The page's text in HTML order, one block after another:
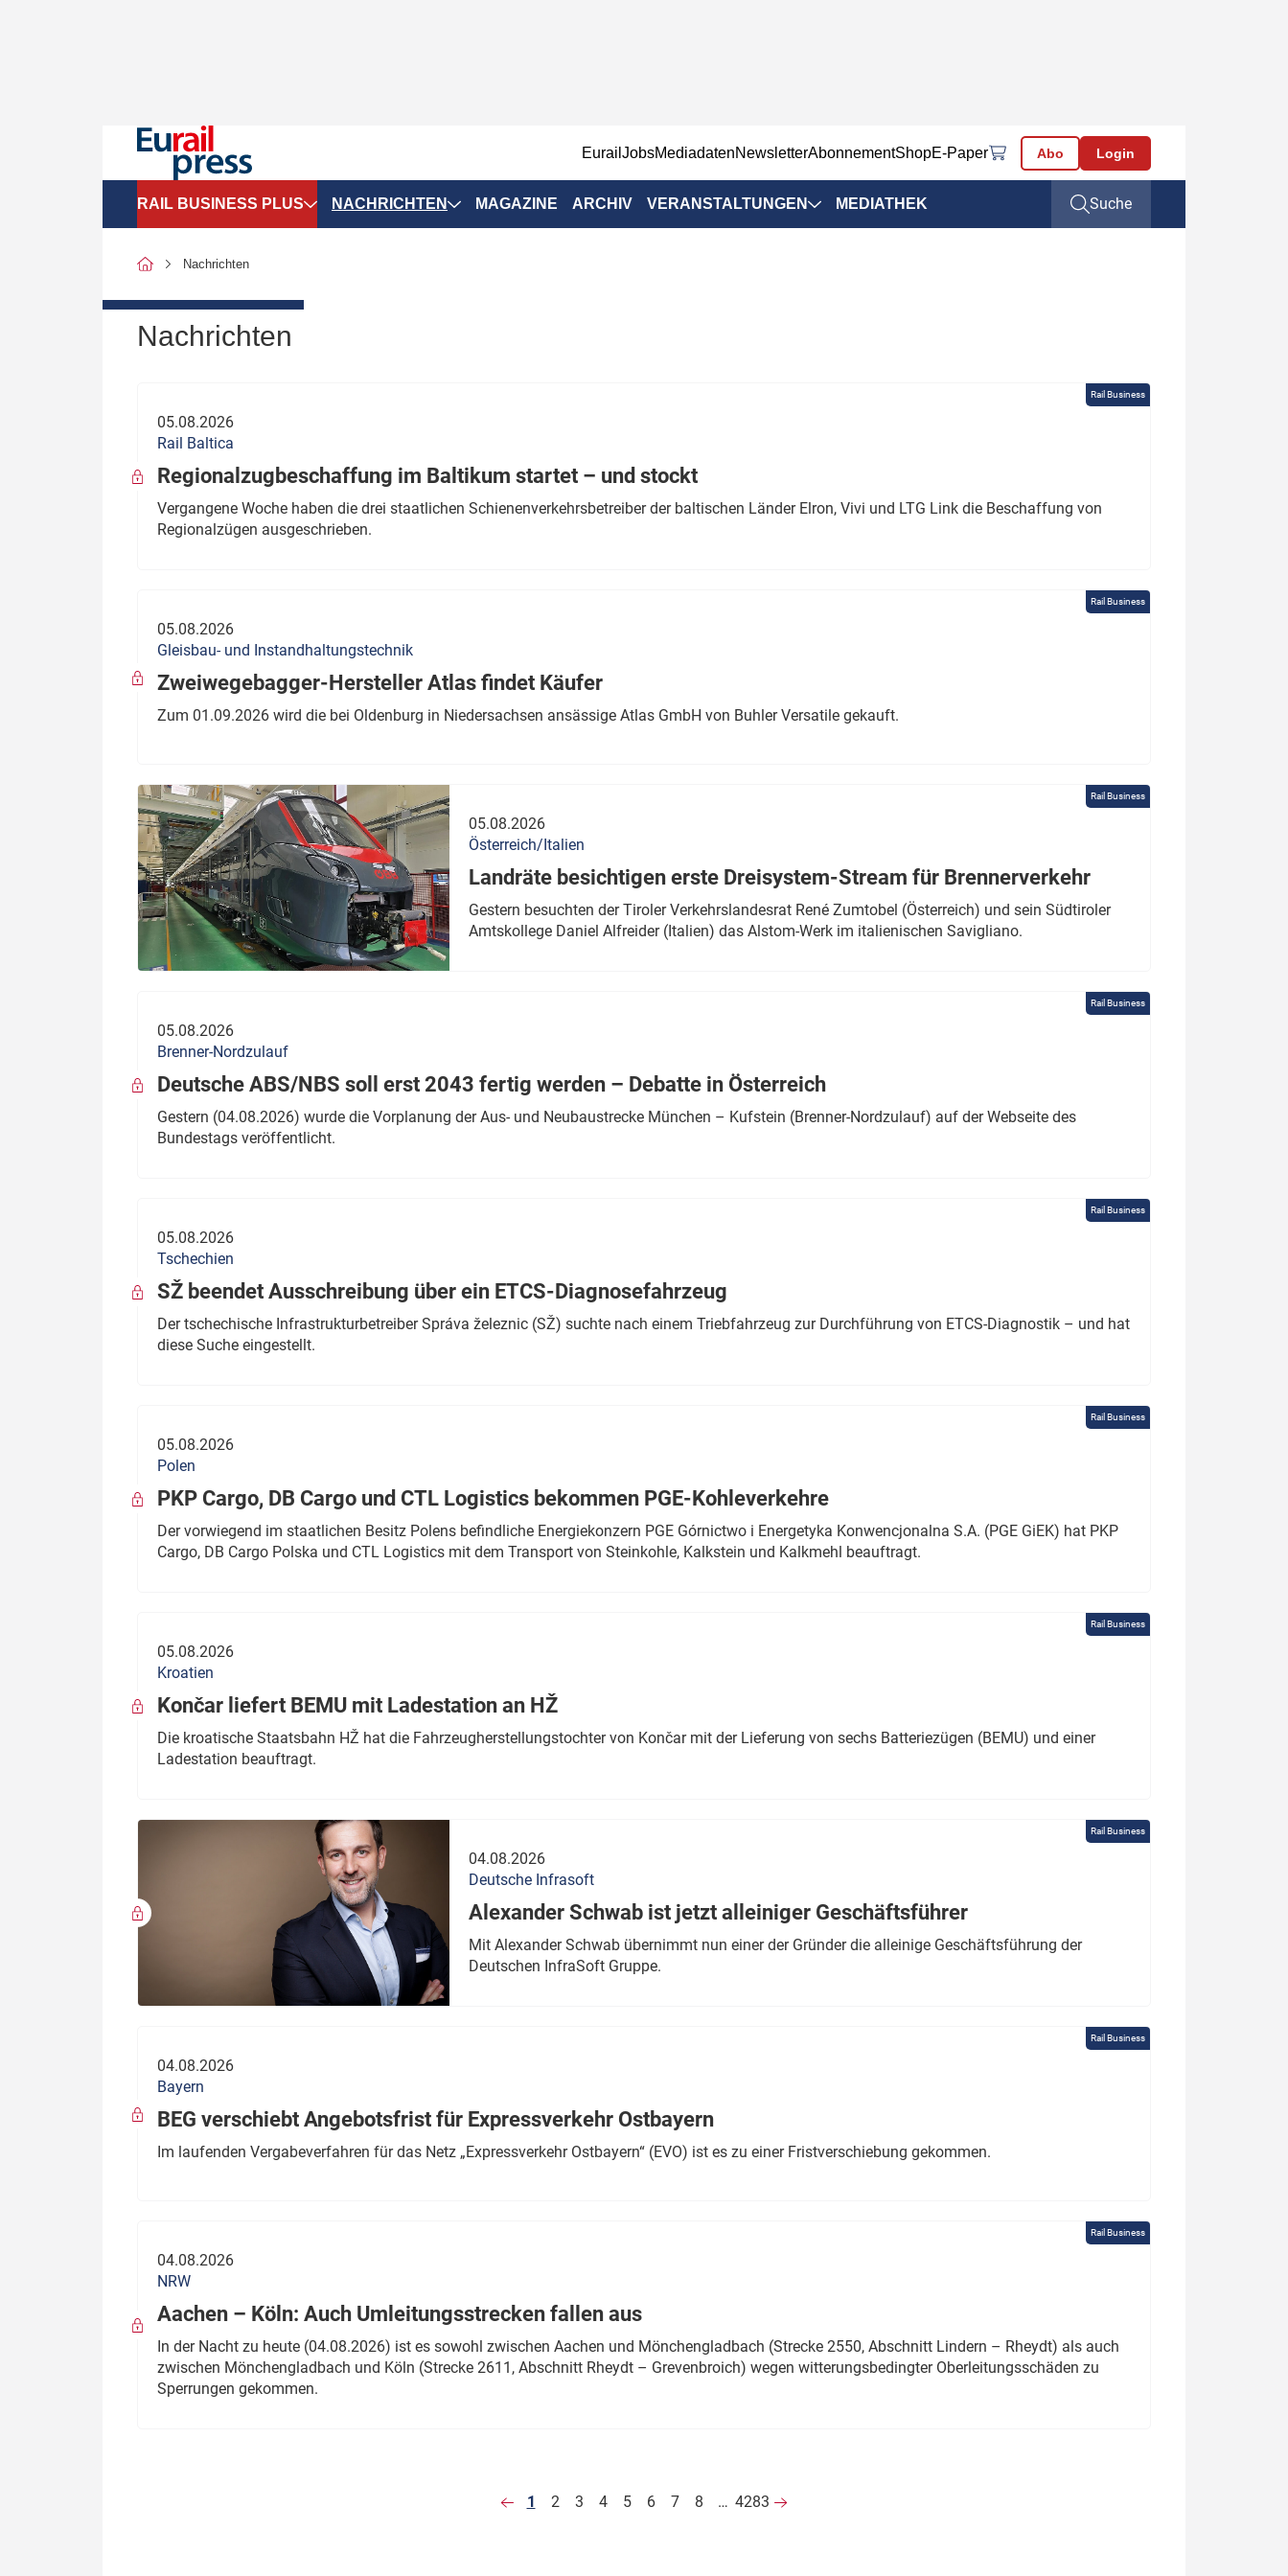
EurailJobsMediadatenNewsletterAbonnementShopE-Paper Abo Login
RAIL BUSINESS PLUS
SPNV-Marktdaten
Politik
Verbände: Wer spricht für
wen?
Thema des Monats
Dossier: Generalsanierung
Dossier: ETCS
NACHRICHTEN
Infrastruktur & Ausrüstung
ÖPNV
MAGAZINE ARCHIV VERANSTALTUNGEN MEDIATHEK Suche
Nachrichten
Nachrichten
Rail Business
05.08.2026
Rail Baltica
Regionalzugbeschaffung im Baltikum startet – und stockt
Vergangene Woche haben die drei staatlichen Schienenverkehrsbetreiber der baltischen Länder Elron, Vivi und LTG Link die Beschaffung von
Regionalzügen ausgeschrieben.
Rail Business
05.08.2026
Gleisbau- und Instandhaltungstechnik
Zweiwegebagger-Hersteller Atlas findet Käufer
Zum 01.09.2026 wird die bei Oldenburg in Niedersachsen ansässige Atlas GmbH von Buhler Versatile gekauft.
Rail Business
05.08.2026
Österreich/Italien
Landräte besichtigen erste Dreisystem-Stream für Brennerverkehr
Gestern besuchten der Tiroler Verkehrslandesrat René Zumtobel (Österreich) und sein Südtiroler
Amtskollege Daniel Alfreider (Italien) das Alstom-Werk im italienischen Savigliano.
Rail Business
05.08.2026
Brenner-Nordzulauf
Deutsche ABS/NBS soll erst 2043 fertig werden – Debatte in Österreich
Gestern (04.08.2026) wurde die Vorplanung der Aus- und Neubaustrecke München – Kufstein (Brenner-Nordzulauf) auf der Webseite des
Bundestags veröffentlicht.
Rail Business
05.08.2026
Tschechien
SŽ beendet Ausschreibung über ein ETCS-Diagnosefahrzeug
Der tschechische Infrastrukturbetreiber Správa železnic (SŽ) suchte nach einem Triebfahrzeug zur Durchführung von ETCS-Diagnostik – und hat
diese Suche eingestellt.
Rail Business
05.08.2026
Polen
PKP Cargo, DB Cargo und CTL Logistics bekommen PGE-Kohleverkehre
Der vorwiegend im staatlichen Besitz Polens befindliche Energiekonzern PGE Górnictwo i Energetyka Konwencjonalna S.A. (PGE GiEK) hat PKP
Cargo, DB Cargo Polska und CTL Logistics mit dem Transport von Steinkohle, Kalkstein und Kalkmehl beauftragt.
Rail Business
05.08.2026
Kroatien
Končar liefert BEMU mit Ladestation an HŽ
Die kroatische Staatsbahn HŽ hat die Fahrzeugherstellungstochter von Končar mit der Lieferung von sechs Batteriezügen (BEMU) und einer
Ladestation beauftragt.
Rail Business
04.08.2026
Deutsche Infrasoft
Alexander Schwab ist jetzt alleiniger Geschäftsführer
Mit Alexander Schwab übernimmt nun einer der Gründer die alleinige Geschäftsführung der
Deutschen InfraSoft Gruppe.
Rail Business
04.08.2026
Bayern
BEG verschiebt Angebotsfrist für Expressverkehr Ostbayern
Im laufenden Vergabeverfahren für das Netz „Expressverkehr Ostbayern“ (EVO) ist es zu einer Fristverschiebung gekommen.
Rail Business
04.08.2026
NRW
Aachen – Köln: Auch Umleitungsstrecken fallen aus
In der Nacht zu heute (04.08.2026) ist es sowohl zwischen Aachen und Mönchengladbach (Strecke 2550, Abschnitt Lindern – Rheydt) als auch
zwischen Mönchengladbach und Köln (Strecke 2611, Abschnitt Rheydt – Grevenbroich) wegen witterungsbedingter Oberleitungsschäden zu
Sperrungen gekommen.
1 2 3 4 5 6 7 8 … 4283